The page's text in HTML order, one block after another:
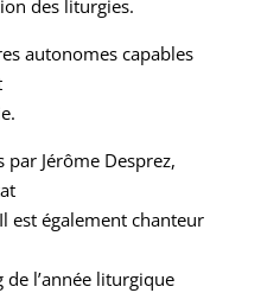
des liturgies.
autonomes capables
par Jérôme Desprez,
est également chanteur
l’année liturgique